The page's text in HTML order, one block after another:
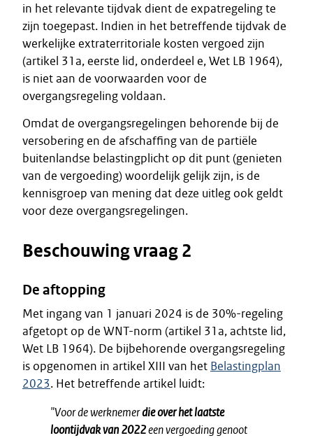
in het relevante tijdvak dient de expatregeling te
zijn toegepast. Indien in het betreffende tijdvak de
werkelijke extraterritoriale kosten vergoed zijn
(artikel 31a, eerste lid, onderdeel e, Wet LB 1964),
is niet aan de voorwaarden voor de
overgangsregeling voldaan.
Omdat de overgangsregelingen behorende bij de
versobering en de afschaffing van de partiële
buitenlandse belastingplicht op dit punt (genieten
van de vergoeding) woordelijk gelijk zijn, is de
kennisgroep van mening dat deze uitleg ook geldt
voor deze overgangsregelingen.
Beschouwing vraag 2
De aftopping
Met ingang van 1 januari 2024 is de 30%-regeling
afgetopt op de WNT-norm (artikel 31a, achtste lid,
Wet LB 1964). De bijbehorende overgangsregeling
is opgenomen in artikel XIII van het Belastingplan
2023. Het betreffende artikel luidt:
"Voor de werknemerdie over het laatste
loontijdvak van 2022een vergoeding genoot